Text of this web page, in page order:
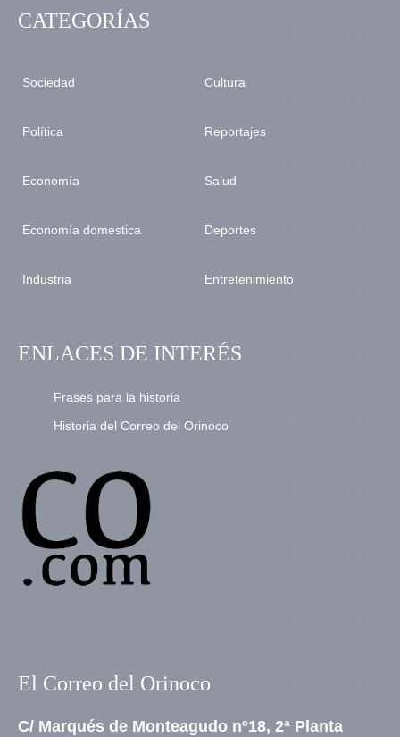
CATEGORÍAS
Sociedad
Política
Economía
Economía domestica
Industria
Cultura
Reportajes
Salud
Deportes
Entretenimiento
ENLACES DE INTERÉS
Frases para la historia
Historia del Correo del Orinoco
El Correo del Orinoco
C/ Marqués de Monteagudo nº18, 2ª Planta